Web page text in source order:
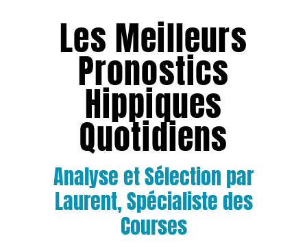
Les Meilleurs
Pronostics
Hippiques
Quotidiens
Analyse et Sélection par
Laurent, Spécialiste des
Courses